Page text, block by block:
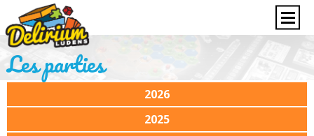
Les parties
2026
2025